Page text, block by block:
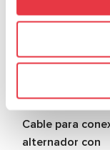
MS-33019 (19A)
Cable para
alternador con